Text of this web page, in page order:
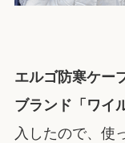
エルゴ防寒ケー
ブランド「ワイ
入したので、使